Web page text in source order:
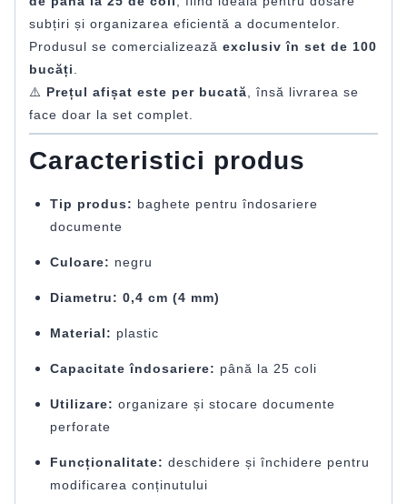
subțiri și organizarea eficientă a documentelor.
Produsul se comercializează exclusiv în set de 100
bucăți
⚠️ Prețul afișat este per bucată , însă livrarea se
face doar la set complet.
Caracteristici produs
Tip produs: baghete pentru îndosariere
documente
Culoare: negru
Diametru: 0,4 cm (4 mm)
Material: plastic
Capacitate îndosariere: până la 25 coli
Utilizare: organizare și stocare documente
perforate
Funcționalitate: deschidere și închidere pentru
modificarea conținutului